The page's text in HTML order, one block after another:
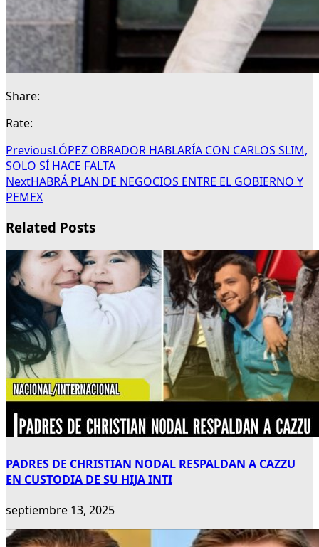
Share:
Rate:
PreviousLÓPEZ OBRADOR HABLARÍA CON CARLOS SLIM,
SOLO SÍ HACE FALTA
NextHABRÁ PLAN DE NEGOCIOS ENTRE EL GOBIERNO Y
PEMEX
Related Posts
PADRES DE CHRISTIAN NODAL RESPALDAN A CAZZU
EN CUSTODIA DE SU HIJA INTI
septiembre 13, 2025